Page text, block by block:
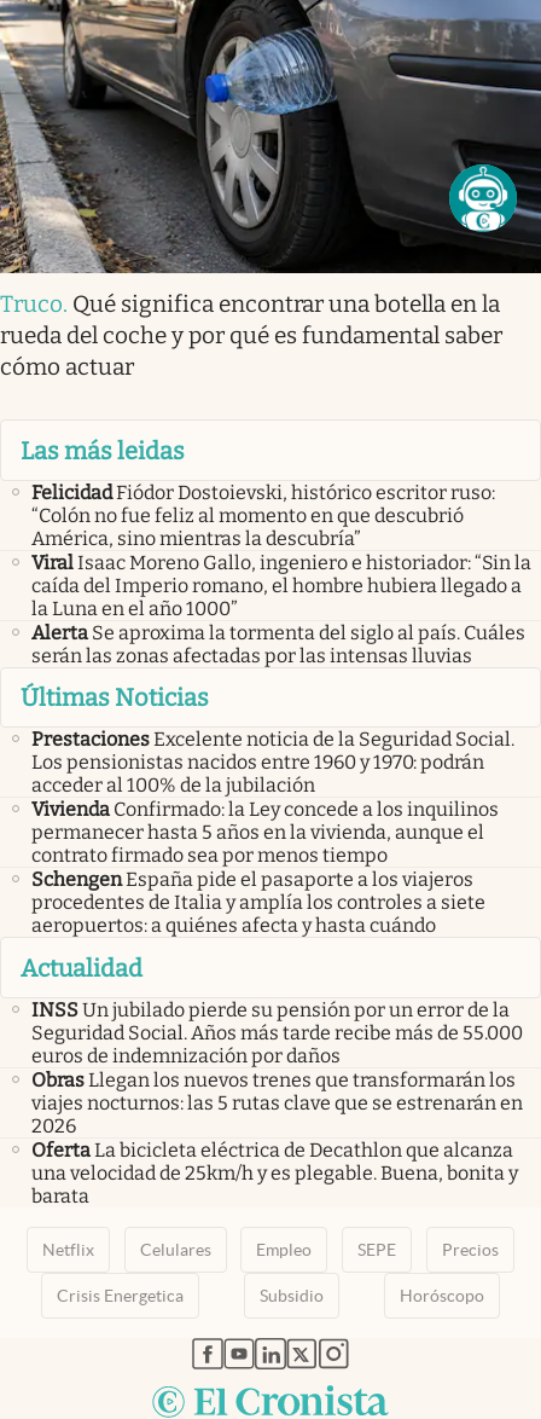
Truco. Qué significa encontrar una botella en la
rueda del coche y por qué es fundamental saber
cómo actuar
Las más leidas
FelicidadFiódor Dostoievski, histórico escritor ruso:
“Colón no fue feliz al momento en que descubrió
América, sino mientras la descubría”
ViralIsaac Moreno Gallo, ingeniero e historiador: “Sin la
caída del Imperio romano, el hombre hubiera llegado a
la Luna en el año 1000”
Alerta Se aproxima la tormenta del siglo al país. Cuáles
serán las zonas afectadas por las intensas lluvias
Últimas Noticias
PrestacionesExcelente noticia de la Seguridad Social.
Los pensionistas nacidos entre 1960 y 1970: podrán
acceder al 100% de la jubilación
Vivienda Confirmado: la Ley concede a los inquilinos
permanecer hasta 5 años en la vivienda, aunque el
contrato firmado sea por menos tiempo
SchengenEspaña pide el pasaporte a los viajeros
procedentes de Italia y amplía los controles a siete
aeropuertos: a quiénes afecta y hasta cuándo
Actualidad
INSSUn jubilado pierde su pensión por un error de la
Seguridad Social. Años más tarde recibe más de 55.000
euros de indemnización por daños
ObrasLlegan los nuevos trenes que transformarán los
viajes nocturnos: las 5 rutas clave que se estrenarán en
2026
OfertaLa bicicleta eléctrica de Decathlon que alcanza
una velocidad de 25km/h y es plegable. Buena, bonita y
barata
Netflix Celulares Empleo SEPE Precios
Crisis Energetica Subsidio Horóscopo
abre en nueva pestaña
abre en nueva pestaña
abre en nueva pestaña
abre en nueva pestaña
abre en nueva pestaña